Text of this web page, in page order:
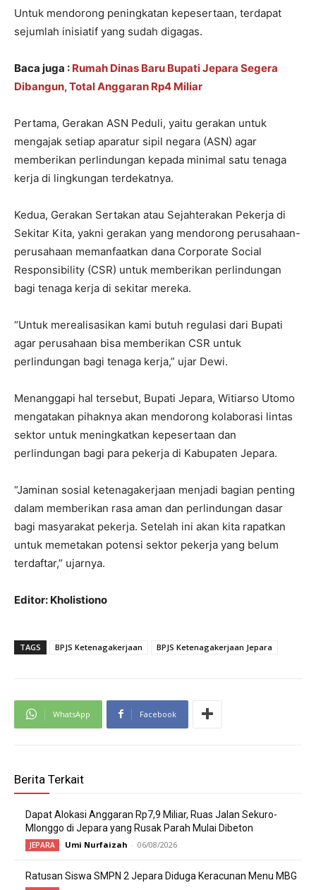
Untuk mendorong peningkatan kepesertaan, terdapat
sejumlah inisiatif yang sudah digagas.
Baca juga : Rumah Dinas Baru Bupati Jepara Segera
Dibangun, Total Anggaran Rp4 Miliar
Pertama, Gerakan ASN Peduli, yaitu gerakan untuk
mengajak setiap aparatur sipil negara (ASN) agar
memberikan perlindungan kepada minimal satu tenaga
kerja di lingkungan terdekatnya.
Kedua, Gerakan Sertakan atau Sejahterakan Pekerja di
Sekitar Kita, yakni gerakan yang mendorong perusahaan-
perusahaan memanfaatkan dana Corporate Social
Responsibility (CSR) untuk memberikan perlindungan
bagi tenaga kerja di sekitar mereka.
“Untuk merealisasikan kami butuh regulasi dari Bupati
agar perusahaan bisa memberikan CSR untuk
perlindungan bagi tenaga kerja,” ujar Dewi.
Menanggapi hal tersebut, Bupati Jepara, Witiarso Utomo
mengatakan pihaknya akan mendorong kolaborasi lintas
sektor untuk meningkatkan kepesertaan dan
perlindungan bagi para pekerja di Kabupaten Jepara.
“Jaminan sosial ketenagakerjaan menjadi bagian penting
dalam memberikan rasa aman dan perlindungan dasar
bagi masyarakat pekerja. Setelah ini akan kita rapatkan
untuk memetakan potensi sektor pekerja yang belum
terdaftar,” ujarnya.
Editor: Kholistiono
TAGS BPJS Ketenagakerjaan BPJS Ketenagakerjaan Jepara
WhatsApp Facebook
Berita Terkait
Dapat Alokasi Anggaran Rp7,9 Miliar, Ruas Jalan Sekuro-
Mlonggo di Jepara yang Rusak Parah Mulai Dibeton
JEPARA Umi Nurfaizah - 06/08/2026
Ratusan Siswa SMPN 2 Jepara Diduga Keracunan Menu MBG